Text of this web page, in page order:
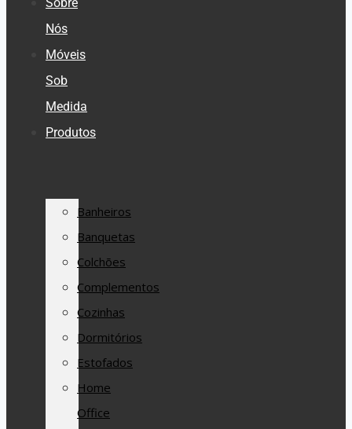
Nós
Móveis
Sob
Medida
Produtos
Banheiros
Banquetas
Colchões
Complementos
Cozinhas
Dormitórios
Estofados
Home
Office